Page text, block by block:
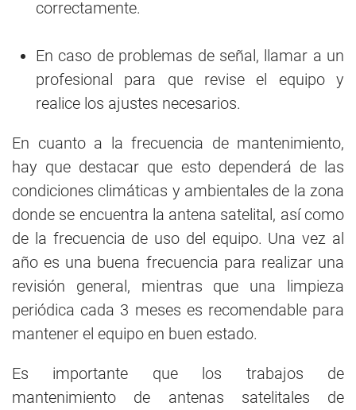
correctamente.
En caso de problemas de señal, llamar a un
profesional para que revise el equipo y
realice los ajustes necesarios.
En cuanto a la frecuencia de mantenimiento,
hay que destacar que esto dependerá de las
condiciones climáticas y ambientales de la zona
donde se encuentra la antena satelital, así como
de la frecuencia de uso del equipo. Una vez al
año es una buena frecuencia para realizar una
revisión general, mientras que una limpieza
periódica cada 3 meses es recomendable para
mantener el equipo en buen estado.
Es importante que los trabajos de
mantenimiento de antenas satelitales de